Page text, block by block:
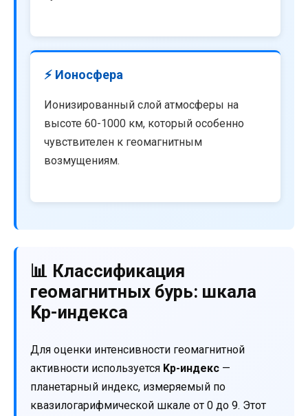
⚡ Ионосфера
Ионизированный слой атмосферы на
высоте 60-1000 км, который особенно
чувствителен к геомагнитным
возмущениям.
📊 Классификация
геомагнитных бурь: шкала
Kp-индекса
Для оценки интенсивности геомагнитной
активности используется Kp-индекс —
планетарный индекс, измеряемый по
квазилогарифмической шкале от 0 до 9. Этот